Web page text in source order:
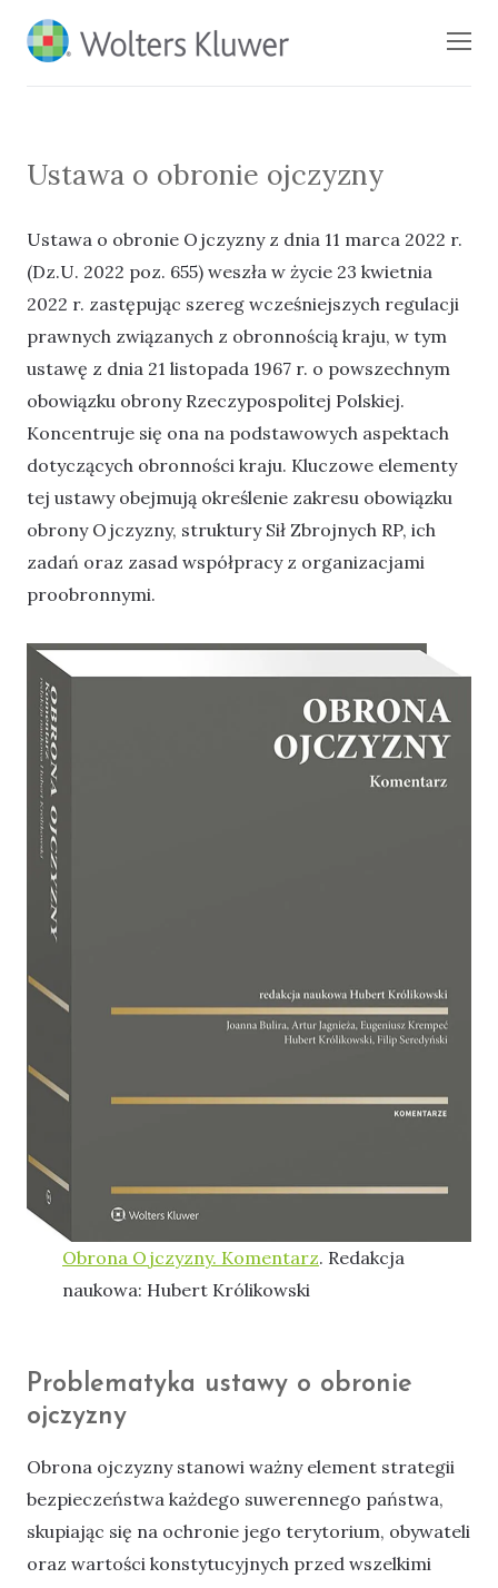
BLOG KSIĘGARNI
PROFINFO.PL
Ustawa o obronie ojczyzny
Ustawa o obronie Ojczyzny z dnia 11 marca 2022 r.
(Dz.U. 2022 poz. 655) weszła w życie 23 kwietnia
2022 r. zastępując szereg wcześniejszych regulacji
prawnych związanych z obronnością kraju, w tym
ustawę z dnia 21 listopada 1967 r. o powszechnym
obowiązku obrony Rzeczypospolitej Polskiej.
Koncentruje się ona na podstawowych aspektach
dotyczących obronności kraju. Kluczowe elementy
tej ustawy obejmują określenie zakresu obowiązku
obrony Ojczyzny, struktury Sił Zbrojnych RP, ich
zadań oraz zasad współpracy z organizacjami
proobronnymi.
Obrona Ojczyzny. Komentarz. Redakcja
naukowa: Hubert Królikowski
Problematyka ustawy o obronie
ojczyzny
Obrona ojczyzny stanowi ważny element strategii
bezpieczeństwa każdego suwerennego państwa,
skupiając się na ochronie jego terytorium, obywateli
oraz wartości konstytucyjnych przed wszelkimi